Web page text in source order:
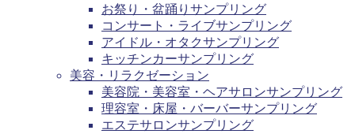
お祭り・盆踊りサンプリング
コンサート・ライブサンプリング
アイドル・オタクサンプリング
キッチンカーサンプリング
美容・リラクゼーション
美容院・美容室・ヘアサロンサンプリング
理容室・床屋・バーバーサンプリング
エステサロンサンプリング